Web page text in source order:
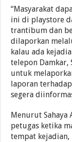
“Masyarakat
ini di playstore
trantibum dan
dilaporkan
kalau ada
telepon Damkar,
untuk
laporan
segera
Menurut
petugas ketika
tempat